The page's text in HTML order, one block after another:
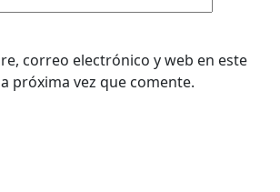
correo electrónico y web en este
próxima vez que comente.